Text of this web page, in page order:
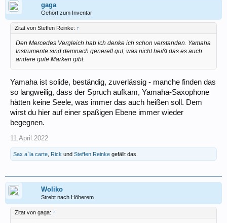
gaga
Gehört zum Inventar
Zitat von Steffen Reinke: ↑
Den Mercedes Vergleich hab ich denke ich schon verstanden. Yamaha
Instrumente sind demnach generell gut, was nicht heißt das es auch
andere gute Marken gibt.
Yamaha ist solide, beständig, zuverlässig - manche finden das
so langweilig, dass der Spruch aufkam, Yamaha-Saxophone
hätten keine Seele, was immer das auch heißen soll. Dem
wirst du hier auf einer spaßigen Ebene immer wieder
begegnen.
11.April.2022
Sax a`la carte Rick und Steffen Reinke gefällt das.
Woliko
Strebt nach Höherem
Zitat von gaga: ↑